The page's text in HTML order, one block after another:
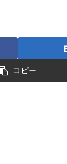
コピー